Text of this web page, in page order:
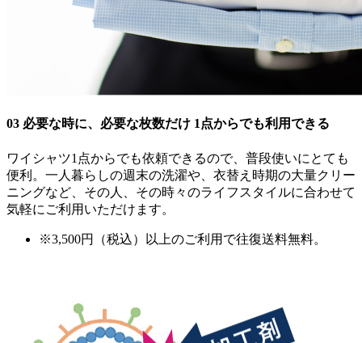
03 必要な時に、必要な枚数だけ 1点からでも利用できる
ワイシャツ1点からでも依頼できるので、普段使いにとても
便利。一人暮らしの週末の洗濯や、衣替え時期の大量クリー
ニングなど、その人、その時々のライフスタイルに合わせて
気軽にご利用いただけます。
※3,500円（税込）以上のご利用で往復送料無料。